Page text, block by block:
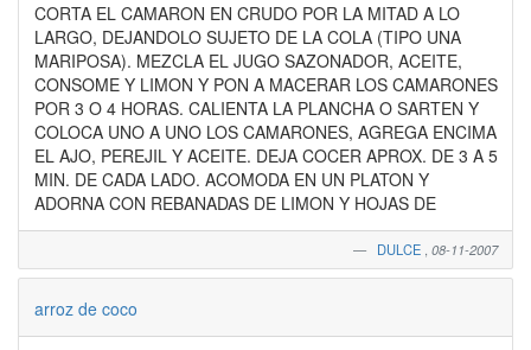
CORTA EL CAMARON EN CRUDO POR LA MITAD A LO
LARGO, DEJANDOLO SUJETO DE LA COLA (TIPO UNA
MARIPOSA). MEZCLA EL JUGO SAZONADOR, ACEITE,
CONSOME Y LIMON Y PON A MACERAR LOS CAMARONES
POR 3 O 4 HORAS. CALIENTA LA PLANCHA O SARTEN Y
COLOCA UNO A UNO LOS CAMARONES, AGREGA ENCIMA
EL AJO, PEREJIL Y ACEITE. DEJA COCER APROX. DE 3 A 5
MIN. DE CADA LADO. ACOMODA EN UN PLATON Y
ADORNA CON REBANADAS DE LIMON Y HOJAS DE
DULCE 08-11-2007
arroz de coco